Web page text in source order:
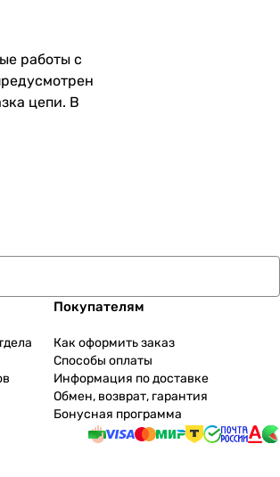
работы с
цепи. В
Покупателям
Как оформить заказ
Способы оплаты
Информация по доставке
Обмен, возврат, гарантия
Бонусная программа